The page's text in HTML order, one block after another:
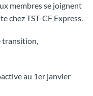
membres se joignent
chez TST-CF Express.
transition,
au 1er janvier